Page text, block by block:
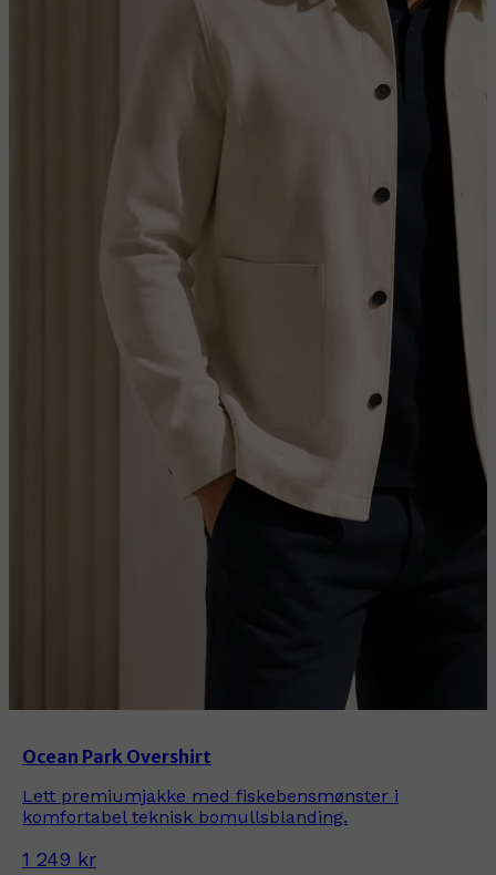
Ocean Park Overshirt
Lett premiumjakke med fiskebensmønster i
komfortabel teknisk bomullsblanding.
1 249 kr